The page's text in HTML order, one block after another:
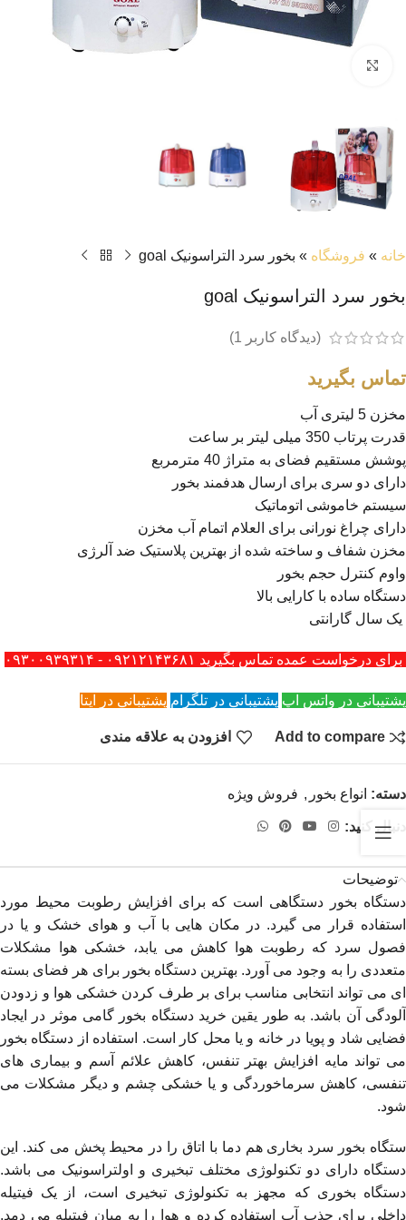
خانه » فروشگاه » بخور سرد التراسونیک goal
بخور سرد التراسونیک goal
(دیدگاه کاربر 1
)
تماس بگیرید
مخزن 5 لیتری آب
قدرت پرتاب 350 میلی لیتر بر ساعت
پوشش مستقیم فضای به متراژ 40 مترمربع
دارای دو سری برای ارسال هدفمند بخور
سیستم خاموشی اتوماتیک
دارای چراغ نورانی برای العلام اتمام آب مخزن
مخزن شفاف و ساخته شده از بهترین پلاستیک ضد آلرژی
واوم کنترل حجم بخور
دستگاه ساده با کارایی بالا
یک سال گارانتی
برای درخواست عمده تماس بگیرید ۰۹۲۱۲۱۴۳۶۸۱ - ۰۹۳۰۰۹۳۹۳۱۴
پشتیبانی در واتس اپ پشتیبانی در تلگرام پشتیبانی در ایتا
Add to compare افزودن به علاقه مندی
دسته: انواع بخور , فروش ویژه
دنبال کنید:
توضیحات
دستگاه بخور دستگاهی است که برای افزایش رطوبت محیط مورد
استفاده قرار می گیرد. در مکان هایی با آب و هوای خشک و یا در
فصول سرد که رطوبت هوا کاهش می یابد، خشکی هوا مشکلات
متعددی را به وجود می آورد. بهترین دستگاه بخور برای هر فضای بسته
ای می تواند انتخابی مناسب برای بر طرف کردن خشکی هوا و زدودن
آلودگی آن باشد. به طور یقین خرید دستگاه بخور گامی موثر در ایجاد
فضایی شاد و پویا در خانه و یا محل کار است. استفاده از دستگاه بخور
می تواند مایه افزایش بهتر تنفس، کاهش علائم آسم و بیماری های
تنفسی، کاهش سرماخوردگی و یا خشکی چشم و دیگر مشکلات می
شود.
ستگاه بخور سرد بخاری هم دما با اتاق را در محیط پخش می کند. این
دستگاه دارای دو تکنولوژی مختلف تبخیری و اولتراسونیک می باشد.
دستگاه بخوری که مجهز به تکنولوژی تبخیری است، از یک فیتیله
داخلی برای جذب آب استفاده کرده و هوا را به میان فیتیله می دمد.